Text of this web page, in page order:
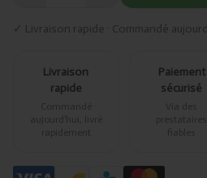
✓ Livraison rapide · Commandé
Livraison
rapide
Commandé
aujourd’hui, livré
rapidement
Paiement
sécurisé
Via des
prestataires
fiables